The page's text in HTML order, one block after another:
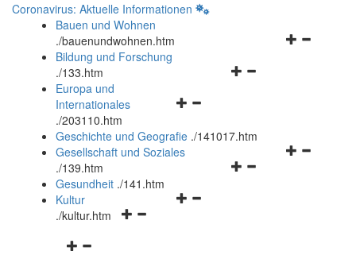
Coronavirus: Aktuelle Informationen
Bauen und Wohnen
./bauenundwohnen.htm
Navigationsmenü
Bildung und Forschung
./133.htm
Navigationsmenü
und
schließen
Europa und
Internationales
./203110.htm
Geschichte und Geografie ./141017.htm
Navigationsmenü
Gesellschaft und Soziales
./139.htm
Navigationsmenü
Gesundheit ./141.htm
Navigationsmenü
Kultur
./kultur.htm
Navigationsmenü